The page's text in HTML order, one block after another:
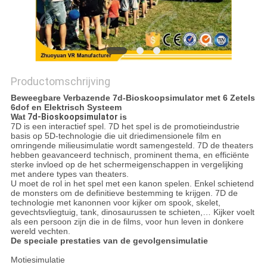
Productomschrijving
Beweegbare Verbazende 7d-Bioskoopsimulator met 6 Zetels
6dof en Elektrisch Systeem
Wat7d- Bioskoopsimulator is
7D is een interactief spel. 7D het spel is de promotieindustrie
basis op 5D-technologie die uit driedimensionele film en
omringende milieusimulatie wordt samengesteld. 7D de theaters
hebben geavanceerd technisch, prominent thema, en efficiënte
sterke invloed op de het schermeigenschappen in vergelijking
met andere types van theaters.
U moet de rol in het spel met een kanon spelen. Enkel schietend
de monsters om de definitieve bestemming te krijgen. 7D de
technologie met kanonnen voor kijker om spook, skelet,
gevechtsvliegtuig, tank, dinosaurussen te schieten,… Kijker voelt
als een persoon zijn die in de films, voor hun leven in donkere
wereld vechten.
De speciale prestaties van de gevolgensimulatie
Motiesimulatie